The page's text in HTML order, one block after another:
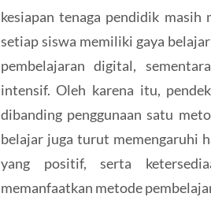
kesiapan tenaga pendidik
setiap siswa memiliki gaya
pembelajaran digital,
intensif. Oleh karena itu,
dibanding penggunaan satu
belajar juga turut memengaruhi
yang positif, serta
memanfaatkan metode